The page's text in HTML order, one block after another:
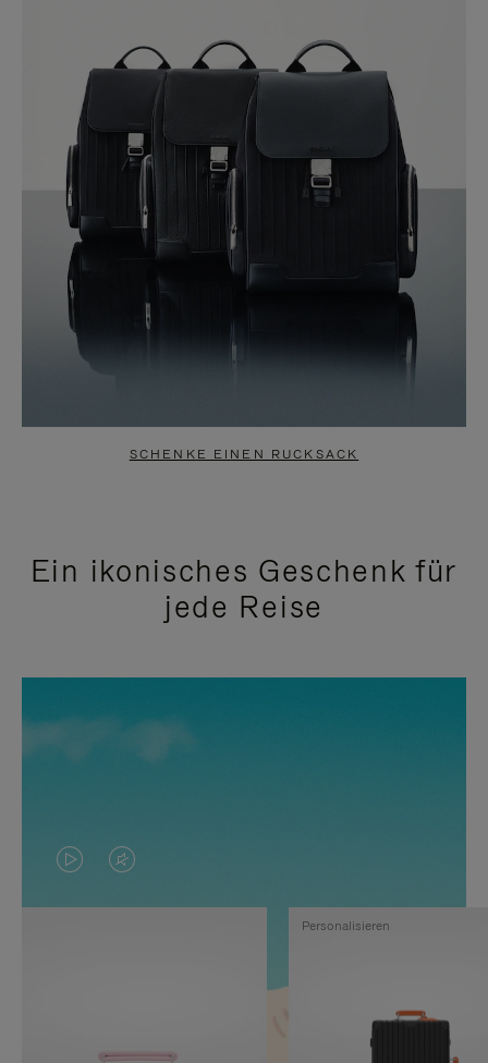
SCHENKE EINEN RUCKSACK
Ein ikonisches Geschenk für
jede Reise
DAS
VIDEO
VIDEO
IST
Personalisieren